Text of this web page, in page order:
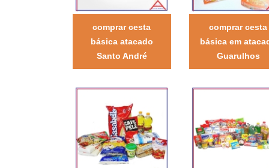
comprar cesta
básica atacado
Santo André
comprar cesta
básica em
Guarulhos